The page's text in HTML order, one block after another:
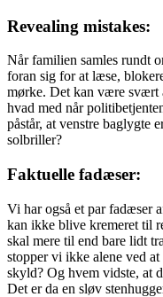
Revealing mistakes:
Når familien samles rundt
foran sig for at læse,
mørke. Det kan være svært
hvad med når
påstår, at venstre baglygte
solbriller?
Faktuelle fadæser:
Vi har også et par fadæser
kan ikke blive kremeret til
skal mere til end bare lidt
stopper vi ikke alene ved
skyld? Og hvem vidste, at
Det er da en sløv